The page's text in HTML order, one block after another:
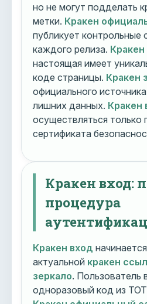
но не могут подделать
метки. Кракен
публикует контрольные
каждого релиза.
настоящая имеет
коде страницы. Кракен
официального
лишних данных. Кракен
осуществляться только
сертификата
Кракен вход:
процедура
Кракен вход
актуальной кракен
зеркало. Пользователь
одноразовый код из